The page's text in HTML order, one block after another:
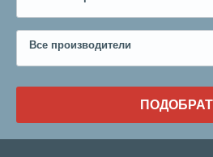
Все производители